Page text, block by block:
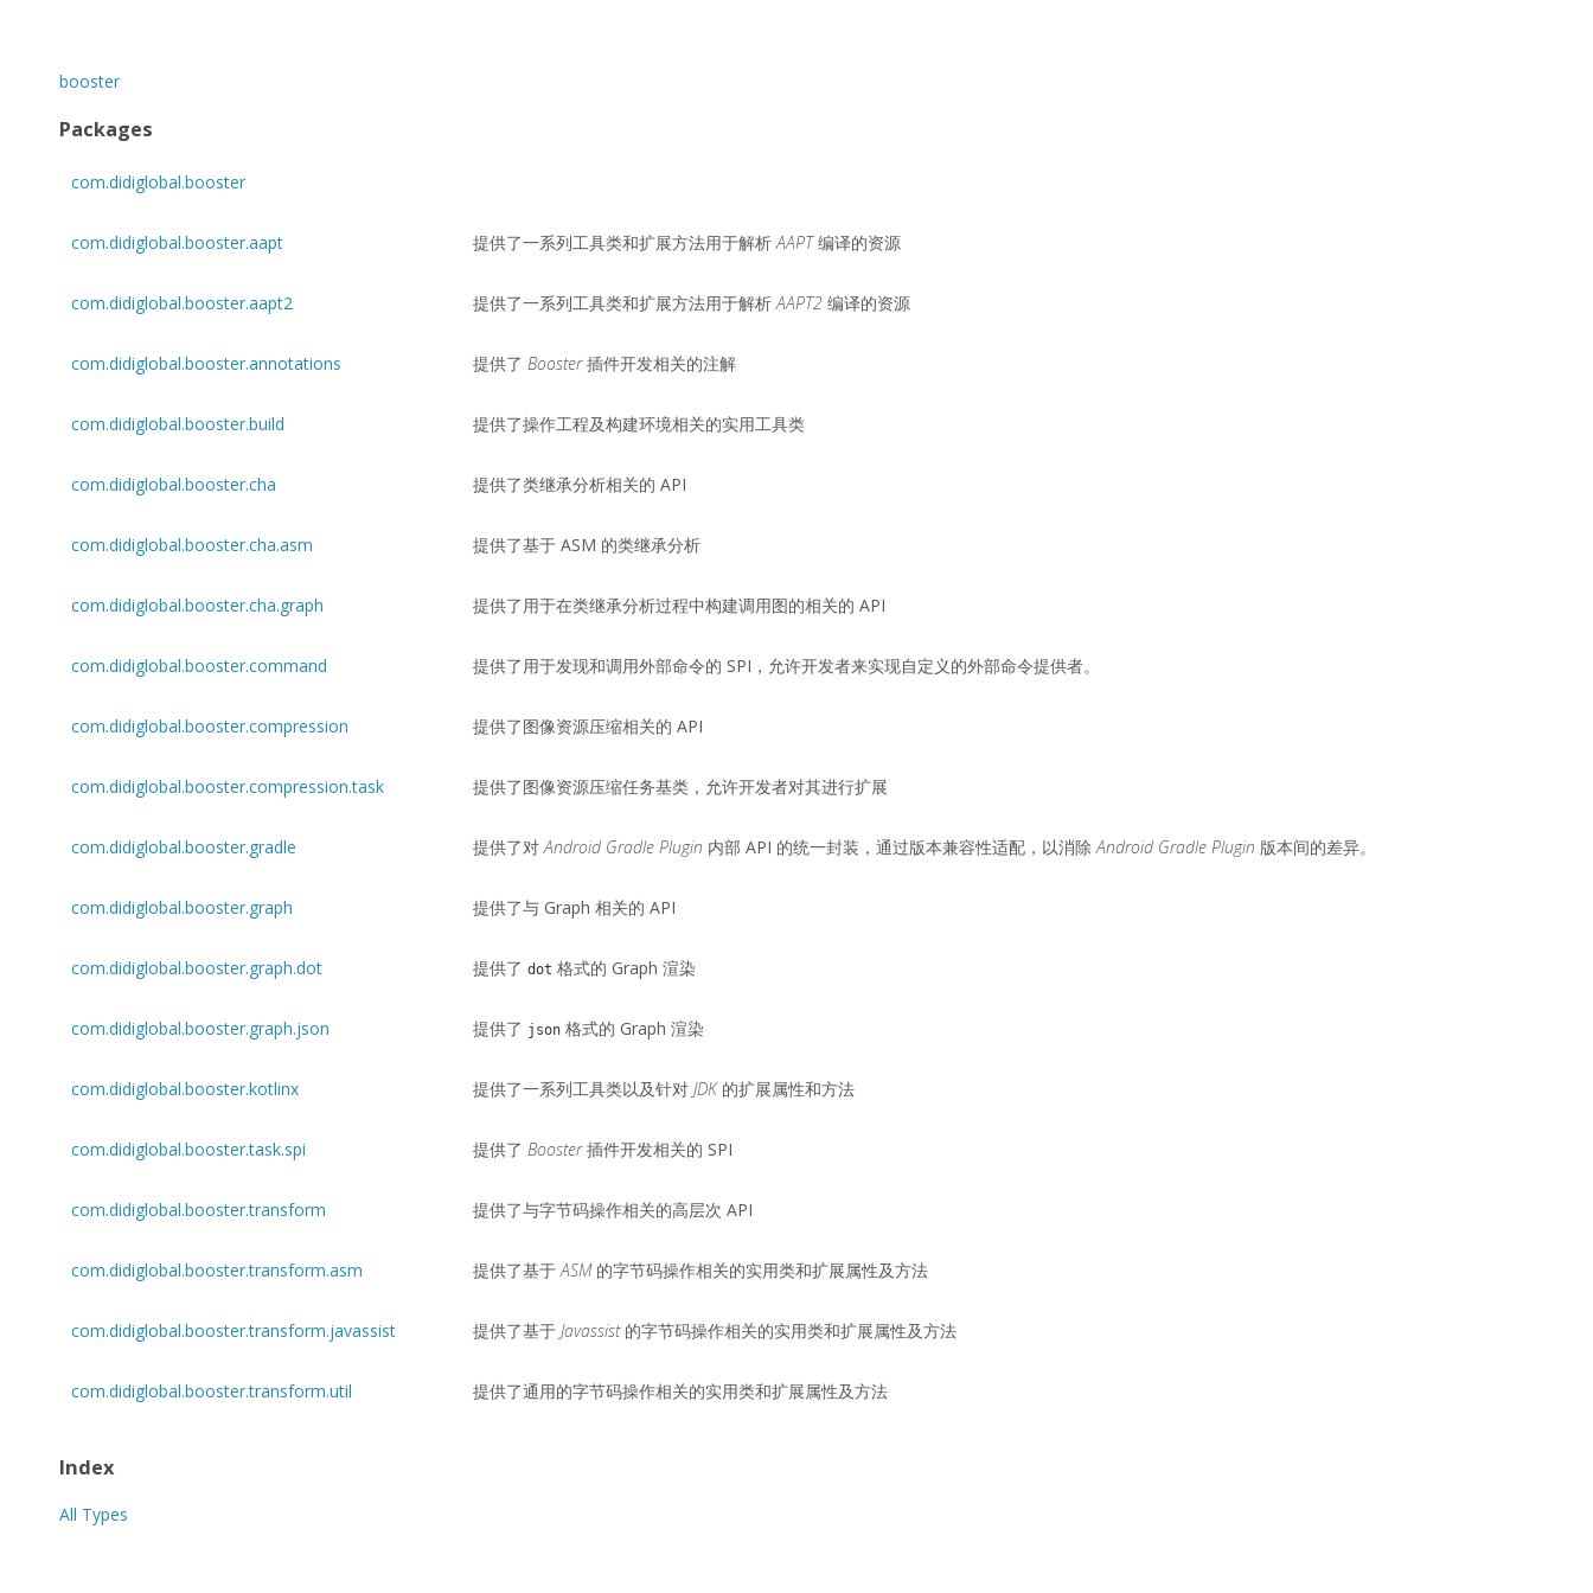
booster
Packages
com.didiglobal.booster
com.didiglobal.booster.aapt 提供了一系列工具类和扩展方法用于解析AAPT编译的资源
com.didiglobal.booster.aapt2 提供了一系列工具类和扩展方法用于解析AAPT2 编译的资源
com.didiglobal.booster.annotations 提供了 Booster插件开发相关的注解
com.didiglobal.booster.build 提供了操作工程及构建环境相关的实用工具类
com.didiglobal.booster.cha 提供了类继承分析相关的 API
com.didiglobal.booster.cha.asm 提供了基于 ASM 的类继承分析
com.didiglobal.booster.cha.graph 提供了用于在类继承分析过程中构建调用图的相关的 API
com.didiglobal.booster.command 提供了用于发现和调用外部命令的 SPI，允许开发者来实现自定义的外部命令提供者。
com.didiglobal.booster.compression 提供了图像资源压缩相关的 API
com.didiglobal.booster.compression.task 提供了图像资源压缩任务基类，允许开发者对其进行扩展
com.didiglobal.booster.gradle 提供了对Android Gradle Plugin 内部 API 的统一封装，通过版本兼容性适配，以消除Android Gradle Plugin 版本间的差异。
com.didiglobal.booster.graph 提供了与 Graph 相关的 API
com.didiglobal.booster.graph.dot 提供了 dot 格式的 Graph 渲染
com.didiglobal.booster.graph.json 提供了 json 格式的 Graph 渲染
com.didiglobal.booster.kotlinx 提供了一系列工具类以及针对 JDK的扩展属性和方法
com.didiglobal.booster.task.spi 提供了 Booster插件开发相关的 SPI
com.didiglobal.booster.transform 提供了与字节码操作相关的高层次 API
com.didiglobal.booster.transform.asm 提供了基于ASM的字节码操作相关的实用类和扩展属性及方法
com.didiglobal.booster.transform.javassist 提供了基于 Javassist的字节码操作相关的实用类和扩展属性及方法
com.didiglobal.booster.transform.util 提供了通用的字节码操作相关的实用类和扩展属性及方法
Index
All Types